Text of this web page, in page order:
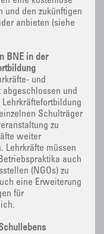
und den zukünftigen
anbieten (siehe
BNE in der
und
und
Schulträger
zu
weiter
Lehrkräfte müssen
auch
(NGOs) zu
eine Erweiterung
für